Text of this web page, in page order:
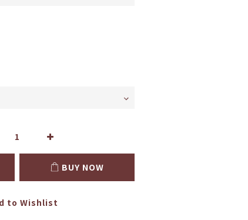
BUY NOW
to Wishlist